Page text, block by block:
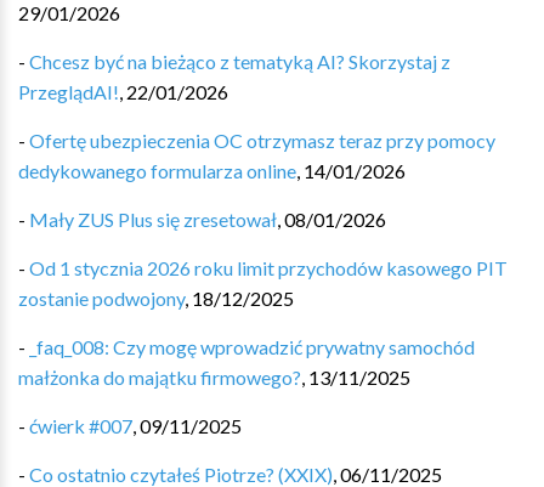
29/01/2026
- Chcesz być na bieżąco z tematyką AI? Skorzystaj z
PrzeglądAI!, 22/01/2026
- Ofertę ubezpieczenia OC otrzymasz teraz przy pomocy
dedykowanego formularza online, 14/01/2026
- Mały ZUS Plus się zresetował,08/01/2026
- Od 1 stycznia 2026 roku limit przychodów kasowego PIT
zostanie podwojony, 18/12/2025
- _faq_008: Czy mogę wprowadzić prywatny samochód
małżonka do majątku firmowego?, 13/11/2025
- ćwierk #007,09/11/2025
- Co ostatnio czytałeś Piotrze? (XXIX),06/11/2025